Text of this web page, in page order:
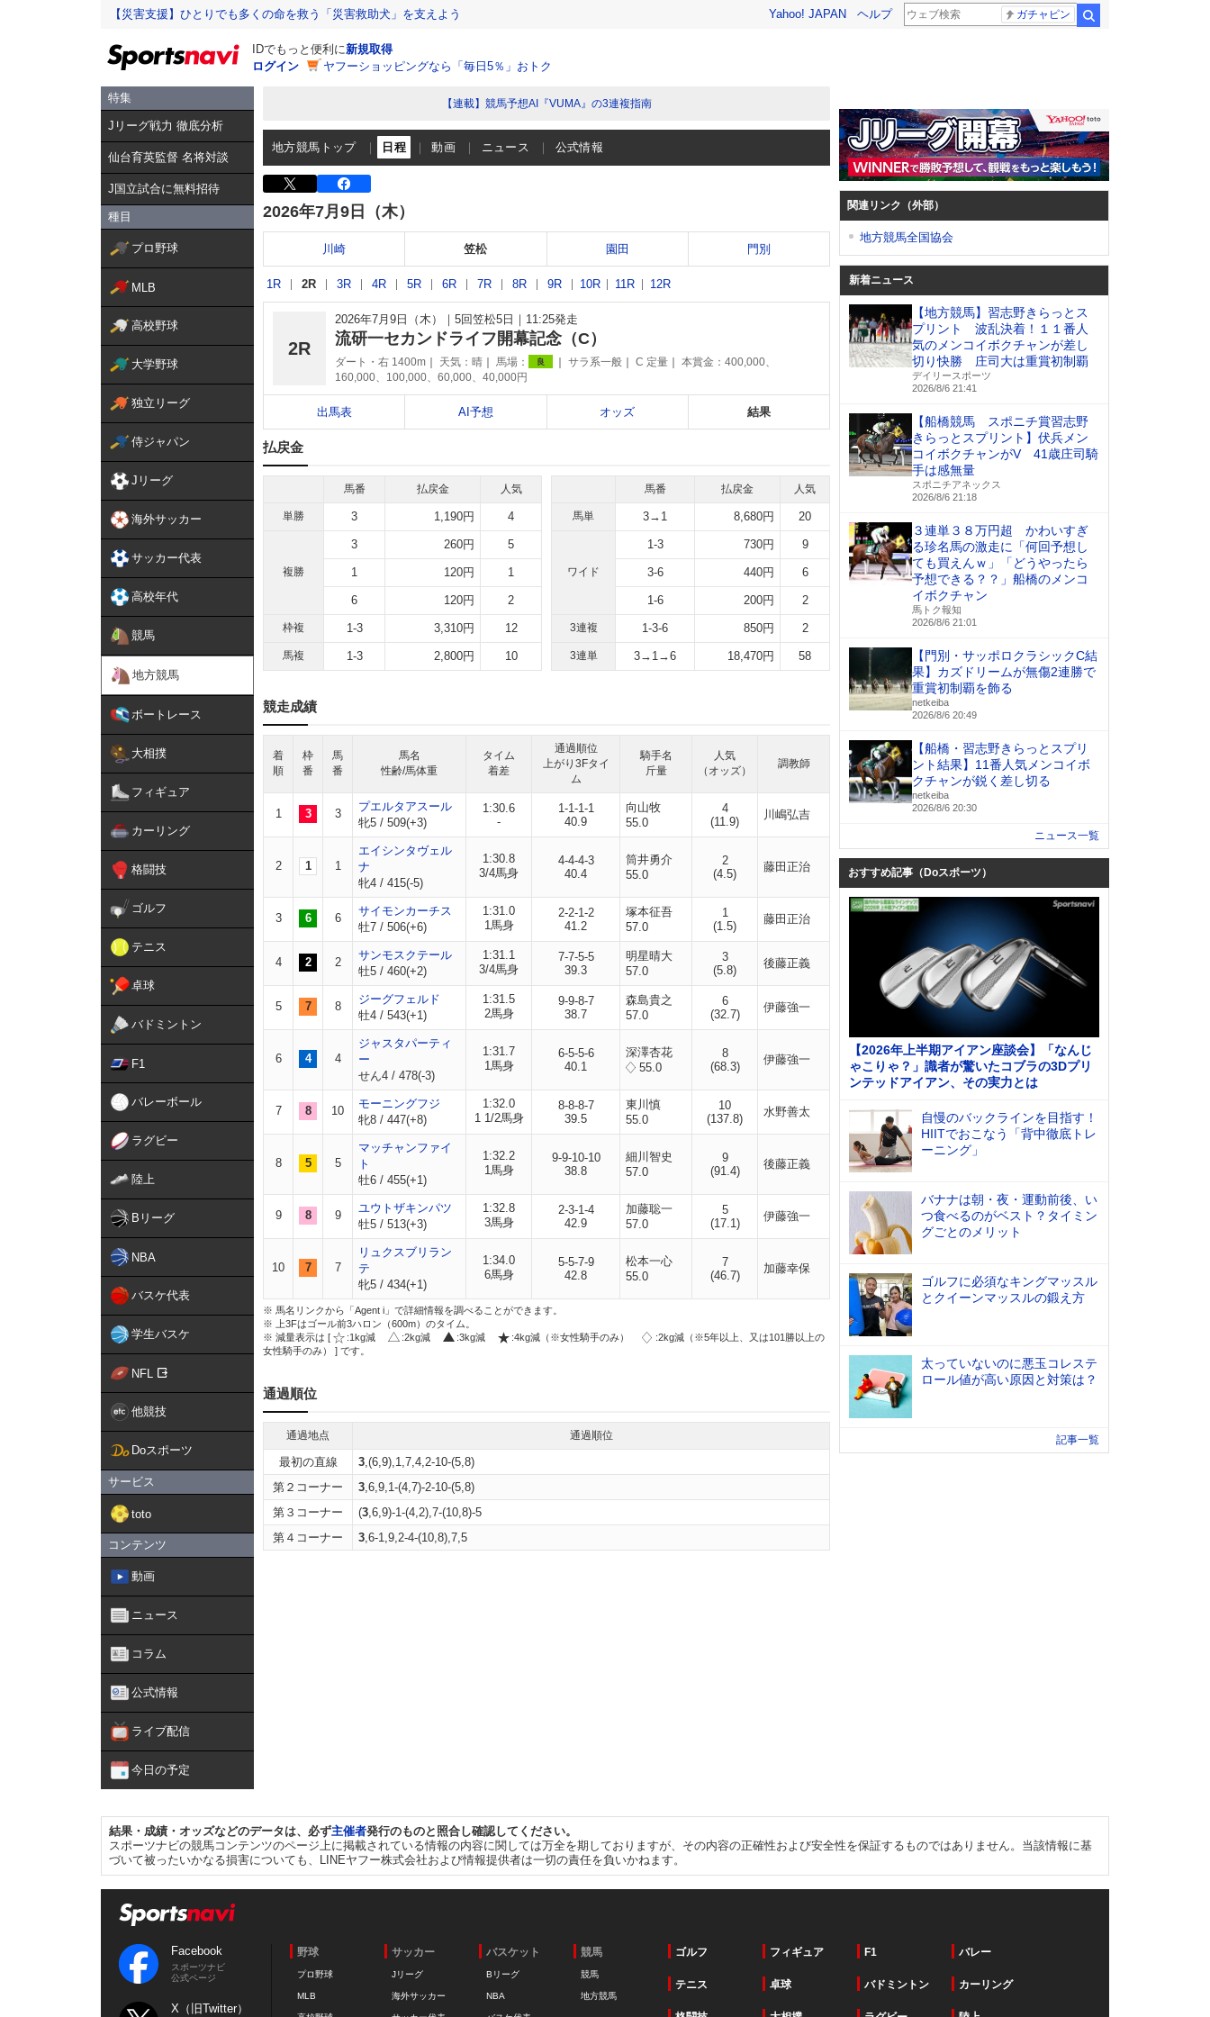
【災害支援】ひとりでも多くの命を救う「災害救助犬」を支えよう Yahoo! JAPAN ヘルプ ガチャピン
IDでもっと便利に新規取得
ログイン
ヤフーショッピングなら「毎日5％」おトク
特集
Jリーグ戦力 徹底分析
仙台育英監督 名将対談
J国立試合に無料招待
種目
プロ野球
MLB
高校野球
大学野球
独立リーグ
侍ジャパン
Jリーグ
海外サッカー
サッカー代表
高校年代
競馬
地方競馬
ボートレース
大相撲
フィギュア
カーリング
格闘技
ゴルフ
テニス
卓球
バドミントン
F1
バレーボール
ラグビー
陸上
Bリーグ
NBA
バスケ代表
学生バスケ
NFL
他競技
Doスポーツ
サービス
toto
コンテンツ
動画
ニュース
コラム
公式情報
ライブ配信
今日の予定
【連載】競馬予想AI『VUMA』の3連複指南
地方競馬トップ 日程 動画 ニュース 公式情報
2026年7月9日（木）
川崎 笠松 園田 門別
1R 2R 3R 4R 5R 6R 7R 8R 9R 10R 11R 12R
2R
2026年7月9日（木） 5回笠松5日 11:25発走
流研一セカンドライフ開幕記念（C）
ダート・右 1400m 天気： 晴 馬場： 良 サラ系一般 C 定量
本賞金：400,000、
160,000、100,000、60,000、40,000円
出馬表 AI予想 オッズ 結果
払戻金
馬番 払戻金 人気
単勝 3 1,190円 4
複勝
3 260円 5
1 120円 1
6 120円 2
枠複 1-3 3,310円 12
馬複 1-3 2,800円 10
馬番 払戻金 人気
馬単 3→1 8,680円 20
ワイド
1-3 730円 9
3-6 440円 6
1-6 200円 2
3連複 1-3-6 850円 2
3連単 3→1→6 18,470円 58
競走成績
着
順
枠
番
馬
番
馬名
性齢/馬体重
タイム
着差
通過順位
上がり3Fタイ
ム
騎手名
斤量
人気
（オッズ）
調教師
1 3 3
プエルタアスール
牝5 / 509(+3)
1:30.6
-
1-1-1-1
40.9
向山牧
55.0
4
(11.9)
川嶋弘吉
2 1 1
エイシンタヴェル
ナ
牝4 / 415(-5)
1:30.8
3/4馬身
4-4-4-3
40.4
筒井勇介
55.0
2
(4.5)
藤田正治
3 6 6
サイモンカーチス
牡7 / 506(+6)
1:31.0
1馬身
2-2-1-2
41.2
塚本征吾
57.0
1
(1.5)
藤田正治
4 2 2
サンモスクテール
牡5 / 460(+2)
1:31.1
3/4馬身
7-7-5-5
39.3
明星晴大
57.0
3
(5.8)
後藤正義
5 7 8
ジーグフェルド
牡4 / 543(+1)
1:31.5
2馬身
9-9-8-7
38.7
森島貴之
57.0
6
(32.7)
伊藤強一
6 4 4
ジャスタパーティ
ー
せん4 / 478(-3)
1:31.7
1馬身
6-5-5-6
40.1
深澤杏花
55.0
8
(68.3)
伊藤強一
7 8 10
モーニングフジ
牝8 / 447(+8)
1:32.0
1 1/2馬身
8-8-8-7
39.5
東川慎
55.0
10
(137.8)
水野善太
8 5 5
マッチャンファイ
ト
牡6 / 455(+1)
1:32.2
1馬身
9-9-10-10
38.8
細川智史
57.0
9
(91.4)
後藤正義
9 8 9
ユウトザキンパツ
牡5 / 513(+3)
1:32.8
3馬身
2-3-1-4
42.9
加藤聡一
57.0
5
(17.1)
伊藤強一
10 7 7
リュクスブリラン
テ
牝5 / 434(+1)
1:34.0
6馬身
5-5-7-9
42.8
松本一心
55.0
7
(46.7)
加藤幸保
※ 馬名リンクから「Agent i」で詳細情報を調べることができます。
※ 上3Fはゴール前3ハロン（600m）のタイム。
※ 減量表示は [
:1kg減 :2kg減 :3kg減 :4kg減（※女性騎手のみ）
:2kg減（※5年以上、又は101勝以上の
女性騎手のみ） ] です。
通過順位
通過地点 通過順位
最初の直線 3,(6,9),1,7,4,2-10-(5,8)
第２コーナー
3,6,9,1-(4,7)-2-10-(5,8)
第３コーナー
(3,6,9)-1-(4,2),7-(10,8)-5
第４コーナー
3,6-1,9,2-4-(10,8),7,5
関連リンク（外部）
地方競馬全国協会
新着ニュース
【地方競馬】習志野きらっとス
プリント 波乱決着！１１番人
気のメンコイボクチャンが差し
切り快勝 庄司大は重賞初制覇
デイリースポーツ
2026/8/6 21:41
【船橋競馬 スポニチ賞習志野
きらっとスプリント】伏兵メン
コイボクチャンがV 41歳庄司騎
手は感無量
スポニチアネックス
2026/8/6 21:18
３連単３８万円超 かわいすぎ
る珍名馬の激走に「何回予想し
ても買えんｗ」「どうやったら
予想できる？？」船橋のメンコ
イボクチャン
馬トク報知
2026/8/6 21:01
【門別・サッポロクラシックC結
果】カズドリームが無傷2連勝で
重賞初制覇を飾る
netkeiba
2026/8/6 20:49
【船橋・習志野きらっとスプリ
ント結果】11番人気メンコイボ
クチャンが鋭く差し切る
netkeiba
2026/8/6 20:30
ニュース一覧
おすすめ記事（Doスポーツ）
【2026年上半期アイアン座談会】「なんじ
ゃこりゃ？」識者が驚いたコブラの3Dプリ
ンテッドアイアン、その実力とは
自慢のバックラインを目指す！
HIITでおこなう「背中徹底トレ
ーニング」
バナナは朝・夜・運動前後、い
つ食べるのがベスト？タイミン
グごとのメリット
ゴルフに必須なキングマッスル
とクイーンマッスルの鍛え方
太っていないのに悪玉コレステ
ロール値が高い原因と対策は？
記事一覧
結果・成績・オッズなどのデータは、必ず主催者発行のものと照合し確認してください。
スポーツナビの競馬コンテンツのページ上に掲載されている情報の内容に関しては万全を期しておりますが、その内容の正確性および安全性を保証するものではありません。当該情報に基
づいて被ったいかなる損害についても、LINEヤフー株式会社および情報提供者は一切の責任を負いかねます。
Facebook
スポーツナビ
公式ページ
X（旧Twitter）
野球
プロ野球
MLB
サッカー
Jリーグ
海外サッカー
バスケット
Bリーグ
NBA
競馬
競馬
地方競馬
ゴルフ フィギュア F1 バレー
テニス 卓球 バドミントン カーリング